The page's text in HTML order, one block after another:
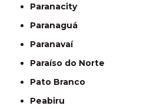
Paranacity
Paranaguá
Paranavaí
Paraíso do Norte
Pato Branco
Peabiru